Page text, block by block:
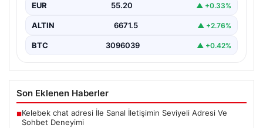
EUR 55.20 ▲ +0.33%
ALTIN 6671.5 ▲ +2.76%
BTC 3096039 ▲ +0.42%
Son Eklenen Haberler
■Kelebek chat adresi İle Sanal İletişimin Seviyeli Adresi Ve
Sohbet Deneyimi